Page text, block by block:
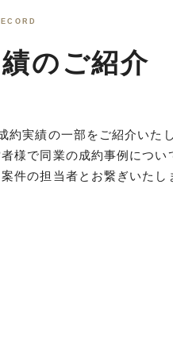
のご紹介
約実績の一部をご紹介いた
様で同業の成約事例につ
件の担当者とお繋ぎいたし